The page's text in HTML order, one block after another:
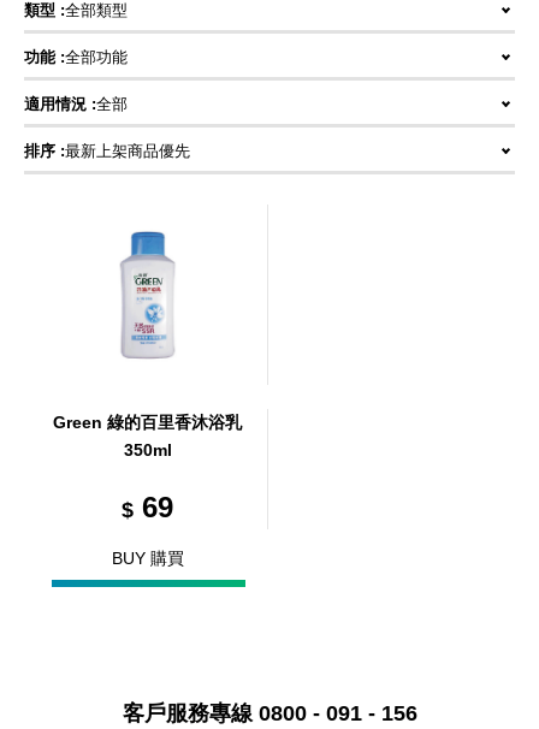
類型 :全部類型
功能 :全部功能
適用情況 :全部
排序 :最新上架商品優先
Green 綠的百里香沐浴乳
350ml
$ 69
BUY 購買
客戶服務專線 0800 - 091 - 156